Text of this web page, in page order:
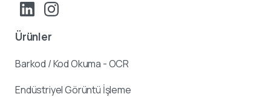
Ürünler
Barkod / Kod Okuma - OCR
Endüstriyel Görüntü İşleme